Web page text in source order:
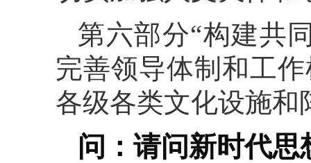
第六部分“构建共
完善领导体制和工
各级各类文化设施
问：请问新时代